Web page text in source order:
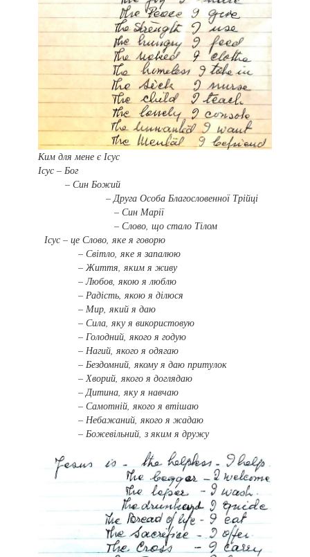
Ким для мене є Ісус
Ісус – Бог
– Син Божий
– Друга Особа Благословенної Трійці
– Син Марії
– Слово, що стало Тілом
Ісус – це Слово, яке я говорю
– Світло, яке я запалюю
– Життя, яким я живу
– Любов, якою я люблю
– Радість, якою я ділюся
– Мир, який я даю
– Сила, яку я використовую
– Голодний, якого я годую
– Нагий, якого я одягаю
– Бездомний, якому я даю притулок
– Хворий, якого я доглядаю
– Дитина, яку я навчаю
– Самотній, якого я втішаю
– Небажаний, якого я жадаю
– Божевільний, з яким я дружу